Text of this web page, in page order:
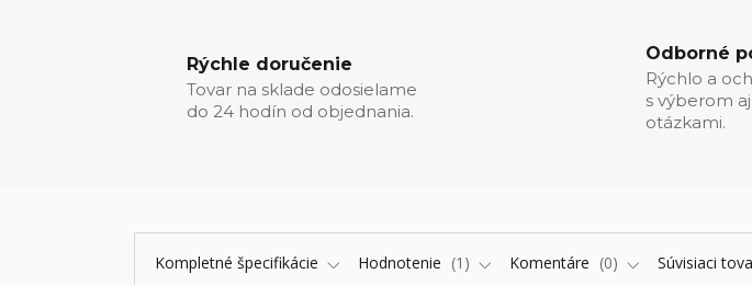
Rýchle doručenie
Tovar na sklade odosielame
do 24 hodín od objednania.
Odborné
Rýchlo a
s výberom
otázkami.
Kompletné špecifikácie Hodnotenie 1 Komentáre 0 Súvisiaci